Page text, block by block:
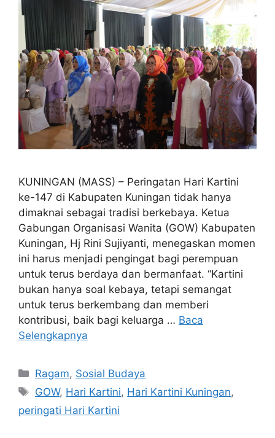
KUNINGAN (MASS) – Peringatan Hari Kartini
ke-147 di Kabupaten Kuningan tidak hanya
dimaknai sebagai tradisi berkebaya. Ketua
Gabungan Organisasi Wanita (GOW) Kabupaten
Kuningan, Hj Rini Sujiyanti, menegaskan momen
ini harus menjadi pengingat bagi perempuan
untuk terus berdaya dan bermanfaat. “Kartini
bukan hanya soal kebaya, tetapi semangat
untuk terus berkembang dan memberi
kontribusi, baik bagi keluarga … Baca
Selengkapnya
Kategori
Ragam, Sosial Budaya
Tag
GOW, Hari Kartini, Hari Kartini Kuningan,
peringati Hari Kartini